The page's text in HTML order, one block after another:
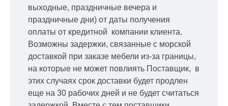
выходные, праздничные вечера и
праздничные дни) от даты получения
оплаты от кредитной компании клиента.
Возможны задержки, связанные с морской
доставкой при заказе мебели из-за границы,
на которые не может повлиять Поставщик, в
этих случаях срок доставки будет продлен
еще на 30 рабочих дней и не будет считаться